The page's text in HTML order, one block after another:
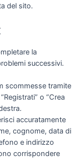
del sito.
la
successivi.
scommesse tramite
o “Crea
accuratamente
cognome, data di
e indirizzo
corrispondere